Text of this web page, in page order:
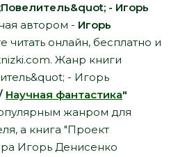
- Игорь
автором - Игорь
читать онлайн, бесплатно и
Жанр книги
- Игорь
Научная фантастика"
жанром для
а книга "Проект
Игорь Денисенко